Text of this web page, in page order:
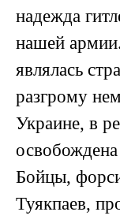
надежда
нашей
являлась
разгрому
Украине, в
освобождена
Бойцы,
Туякпаев,